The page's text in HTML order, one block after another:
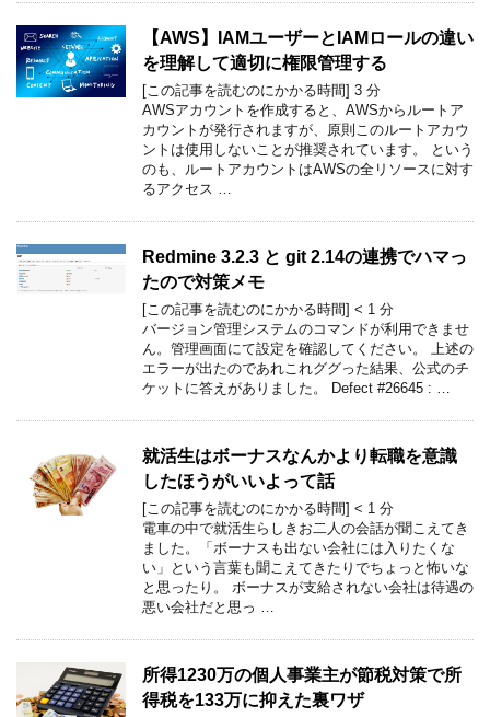
【AWS】IAMユーザーとIAMロールの違い
を理解して適切に権限管理する
[この記事を読むのにかかる時間] 3 分
AWSアカウントを作成すると、AWSからルートア
カウントが発行されますが、原則このルートアカウ
ントは使用しないことが推奨されています。 という
のも、ルートアカウントはAWSの全リソースに対す
るアクセス …
Redmine 3.2.3 と git 2.14の連携でハマっ
たので対策メモ
[この記事を読むのにかかる時間] < 1 分
バージョン管理システムのコマンドが利用できませ
ん。管理画面にて設定を確認してください。 上述の
エラーが出たのであれこれググった結果、公式のチ
ケットに答えがありました。 Defect #26645 : …
就活生はボーナスなんかより転職を意識
したほうがいいよって話
[この記事を読むのにかかる時間] < 1 分
電車の中で就活生らしきお二人の会話が聞こえてき
ました。「ボーナスも出ない会社には入りたくな
い」という言葉も聞こえてきたりでちょっと怖いな
と思ったり。 ボーナスが支給されない会社は待遇の
悪い会社だと思っ …
所得1230万の個人事業主が節税対策で所
得税を133万に抑えた裏ワザ